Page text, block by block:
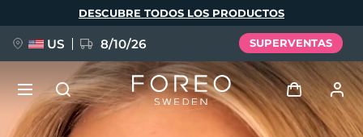
DESCUBRE TODOS LOS PRODUCTOS
US 8/10/26 SUPERVENTAS